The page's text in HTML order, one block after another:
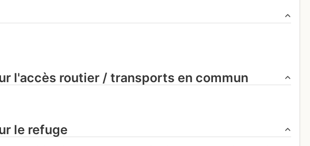
l'accès routier / transports en commun
le refuge